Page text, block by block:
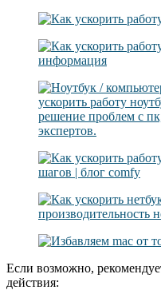
Если возможно,
действия: